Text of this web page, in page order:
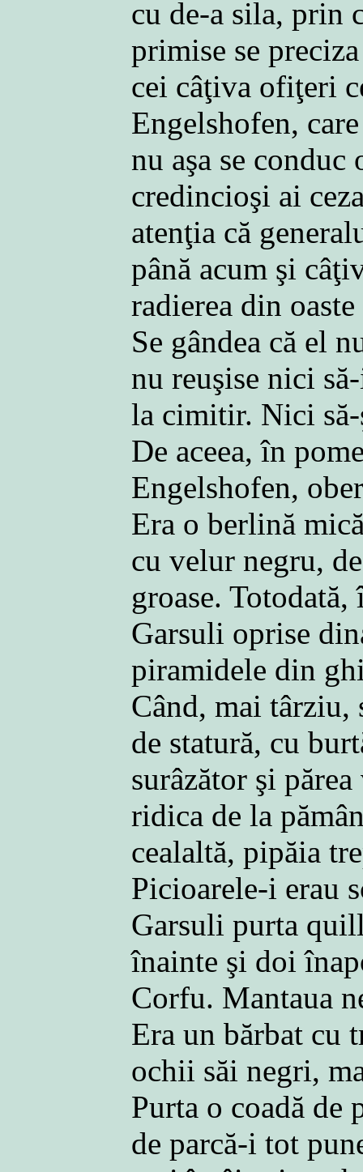
cu de-a sila, prin
primise se
cei câţiva ofiţeri
Engelshofen,
nu aşa se
credincioşi ai
atenţia că
până acum şi
radierea din
Se gândea că el
nu reuşise nici
la cimitir. Nici să-
De aceea, în
Engelshofen,
Era o berlină
cu velur negru,
groase. Totodată,
Garsuli oprise
piramidele din
Când, mai târziu,
de statură, cu
surâzător şi
ridica de la
cealaltă, pipăia
Picioarele-i erau
Garsuli purta
înainte şi doi
Corfu. Mantaua
Era un bărbat cu
ochii săi negri,
Purta o coadă de
de parcă-i tot